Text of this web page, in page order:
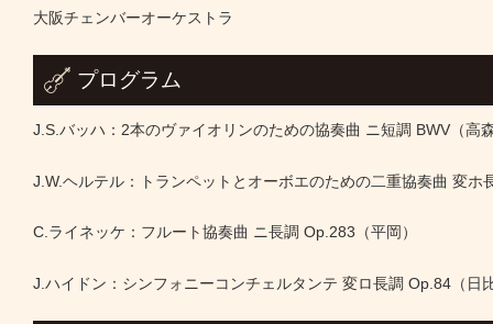
大阪チェンバーオーケストラ
プログラム
J.S.バッハ：2本のヴァイオリンのための協奏曲 ニ短調 BWV（高
J.W.ヘルテル：トランペットとオーボエのための二重協奏曲 変ホ
C.ライネッケ：フルート協奏曲 ニ長調 Op.283（平岡）
J.ハイドン：シンフォニーコンチェルタンテ 変ロ長調 Op.84